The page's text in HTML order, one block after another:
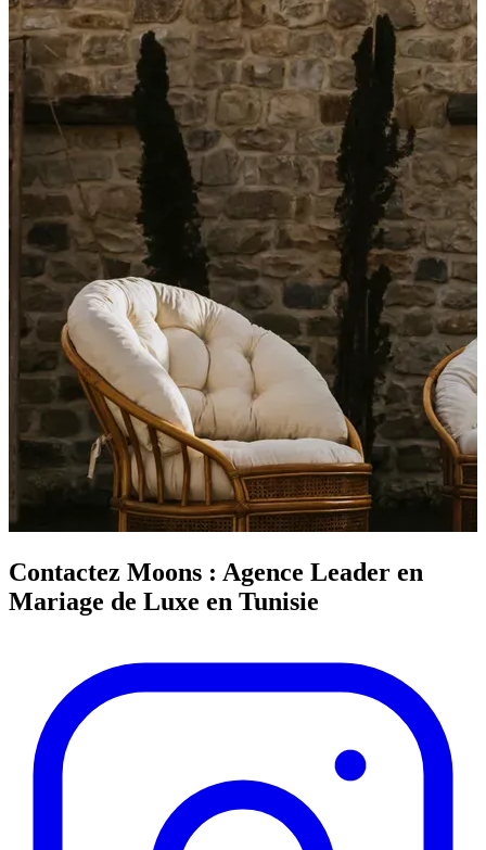
Contactez Moons : Agence Leader en
Mariage de Luxe en Tunisie